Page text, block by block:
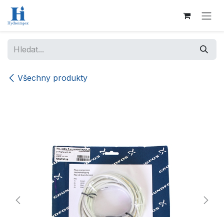
Přejít na obsah
Všechny produkty